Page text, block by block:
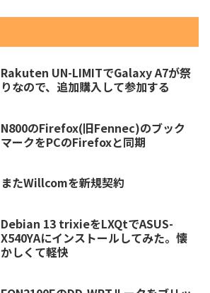
Rakuten UN-LIMITでGalaxy A7が祭
りなので、追加購入して参加する
N800のFirefox(旧Fennec)のブック
マークをPCのFirefoxと同期
またWillcomを新規契約
Debian 13 trixieをLXQtでASUS-
X540YAにインストールしてみた。懐
かしくて軽快